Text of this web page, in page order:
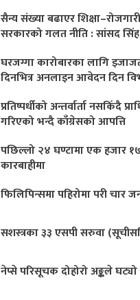
सैन्य संख्या बढाएर
सरकारको गलत नीति : सांसद सिंह
घरजग्गा कारोबारका लागि
दिनभित्र अनलाइन आवेदन दिन
प्रतिष्पर्धीको अन्तर्वार्ता नसकिँदै
गरिएको भन्दै काँग्रेसको आपत्ति
पछिल्लो २४ घण्टामा एक हजार
कारबाहीमा
फिलिपिन्समा पहिरोमा परी चार
सशस्त्रका ३३ एसपी सरुवा
नेप्से परिसूचक दोहोरो अङ्कले घट्यो